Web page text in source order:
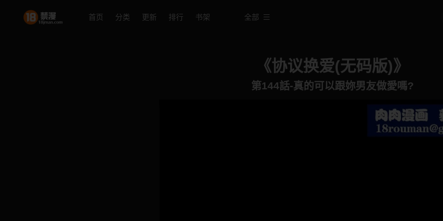
首页 分类 更新 排行 书架 全部
《协议换爱(无码版)》
第144話-真的可以跟妳男友做愛嗎?